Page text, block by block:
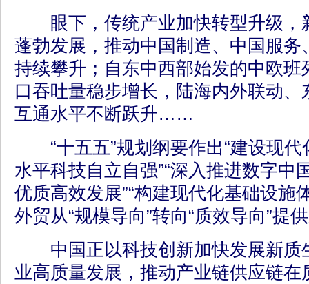
眼下，传统产业加快转型升级，
蓬勃发展，推动中国制造、中国服务
持续攀升；自东中西部始发的中欧班
口吞吐量稳步增长，陆海内外联动
互通水平不断跃升……
“十五五”规划纲要作出“建设现代
水平科技自立自强”“深入推进数字中
优质高效发展”“构建现代化基础设施
外贸从“规模导向”转向“质效导向”提
中国正以科技创新加快发展新质
业高质量发展，推动产业链供应链